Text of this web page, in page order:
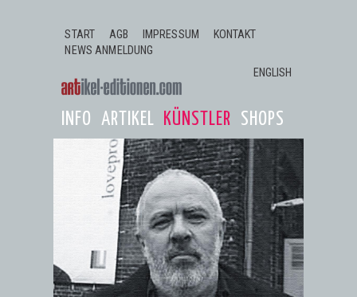
START
AGB IMPRESSUM
KONTAKT
NEWS ANMELDUNG
ENGLISH
INFO ARTIKEL KÜNSTLER SHOPS